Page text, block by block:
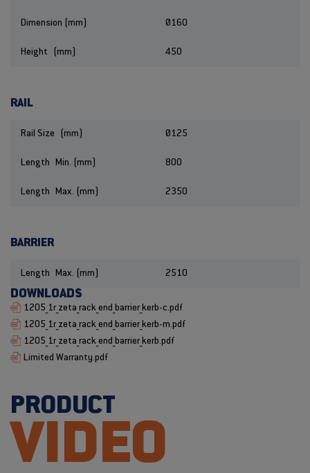
Dimension (mm) Ø160
Height (mm) 450
RAIL
Rail Size (mm) Ø125
Length Min. (mm) 800
Length Max. (mm) 2350
BARRIER
Length Max. (mm) 2510
DOWNLOADS
1205_1r_zeta_rack_end_barrier_kerb-c.pdf
1205_1r_zeta_rack_end_barrier_kerb-m.pdf
1205_1r_zeta_rack_end_barrier_kerb.pdf
Limited Warranty.pdf
PRODUCT
VIDEO